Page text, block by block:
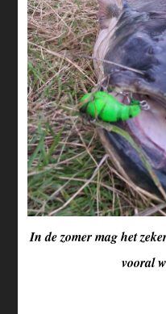
In de zomer mag het
vooral